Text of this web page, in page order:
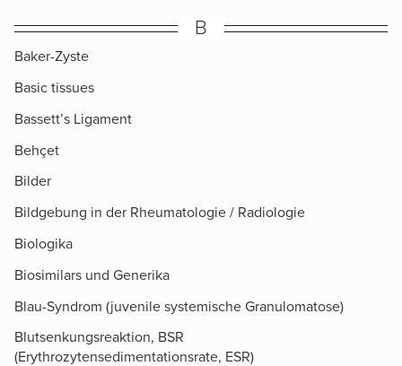
B
Baker-Zyste
Basic tissues
Bassett’s Ligament
Behçet
Bilder
Bildgebung in der Rheumatologie / Radiologie
Biologika
Biosimilars und Generika
Blau-Syndrom (juvenile systemische Granulomatose)
Blutsenkungsreaktion, BSR
(Erythrozytensedimentationsrate, ESR)